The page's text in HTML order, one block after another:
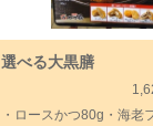
選べる大黒膳
・ロースかつ80g・海老